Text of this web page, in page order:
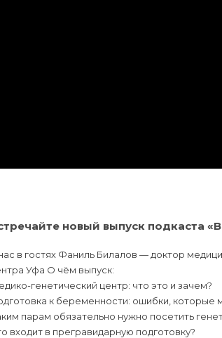
новый выпуск подкаста
в гостях Фаниль Билалов — доктор
Уфа О чём выпуск:
генетический центр: что это и зачем?
к беременности: ошибки,
парам обязательно нужно посетить
входит в прегравидарную подготовку?